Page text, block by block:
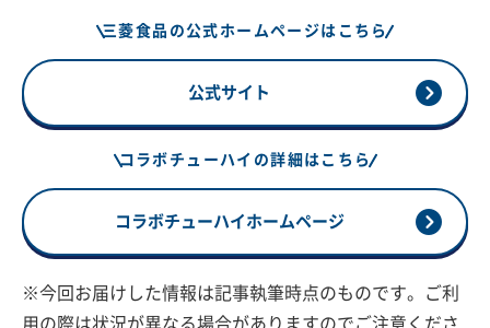
三菱食品の公式ホームページはこちら
公式サイト
コラボチューハイの詳細はこちら
コラボチューハイホームページ
※今回お届けした情報は記事執筆時点のものです。ご利
用の際は状況が異なる場合がありますのでご注意くださ